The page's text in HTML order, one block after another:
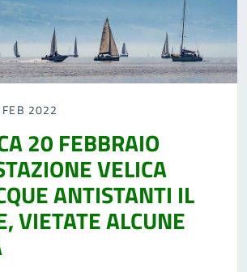
2022
20 FEBBRAIO
VELICA
ANTISTANTI IL
VIETATE ALCUNE